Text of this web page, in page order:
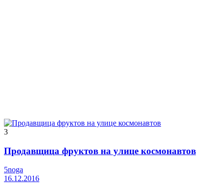
3
Продавщица фруктов на улице космонавтов
5noga
16.12.2016